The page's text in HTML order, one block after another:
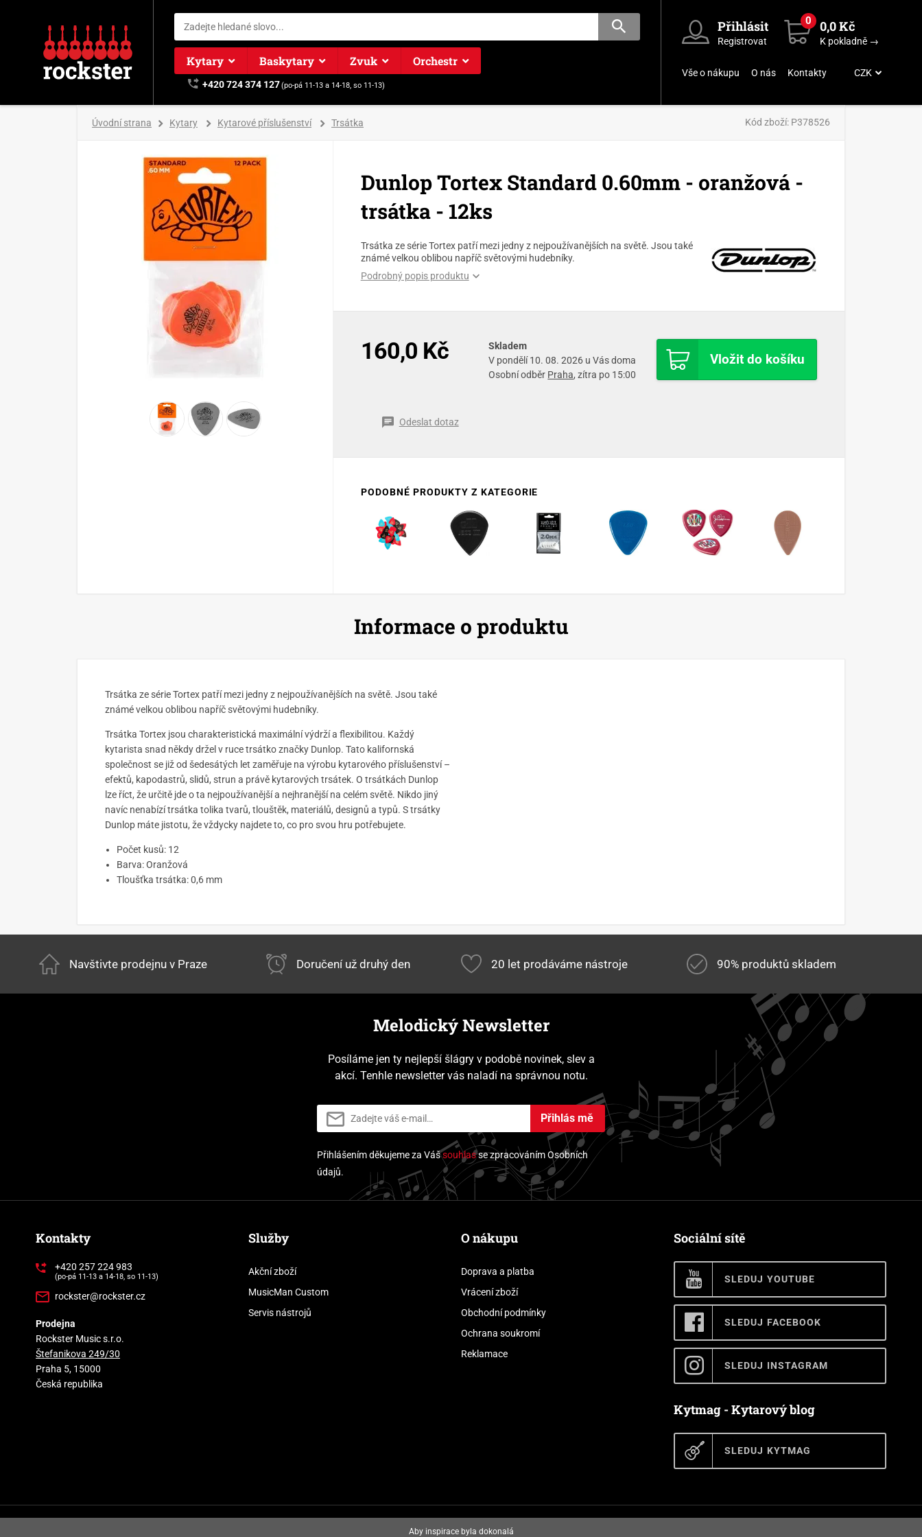
Kytary Baskytary Zvuk Orchestr
+420 724 374 127(po-pá 11-13 a 14-18, so 11-13)
Přihlásit
Registrovat
0 0,0 Kč
K pokladně →
Vše o nákupu O nás Kontakty CZK
Úvodní strana Kytary Kytarové příslušenství Trsátka Kód zboží: P378526
Dunlop Tortex Standard 0.60mm - oranžová -
trsátka - 12ks
Trsátka ze série Tortex patří mezi jedny z nejpoužívanějších na světě. Jsou také
známé velkou oblibou napříč světovými hudebníky.
Podrobný popis produktu
160,0 Kč Vložit do košíku
Skladem
V pondělí 10. 08. 2026 u Vás doma
Osobní odběr Praha, zítra po 15:00
Odeslat dotaz
PODOBNÉ PRODUKTY Z KATEGORIE
Informace o produktu
Trsátka ze série Tortex patří mezi jedny z nejpoužívanějších na světě. Jsou také
známé velkou oblibou napříč světovými hudebníky.
Trsátka Tortex jsou charakteristická maximální výdrží a flexibilitou. Každý
kytarista snad někdy držel v ruce trsátko značky Dunlop. Tato kalifornská
společnost se již od šedesátých let zaměřuje na výrobu kytarového příslušenství –
efektů, kapodastrů, slidů, strun a právě kytarových trsátek. O trsátkách Dunlop
lze říct, že určitě jde o ta nejpoužívanější a nejhranější na celém světě. Nikdo jiný
navíc nenabízí trsátka tolika tvarů, tlouštěk, materiálů, designů a typů. S trsátky
Dunlop máte jistotu, že vždycky najdete to, co pro svou hru potřebujete.
Počet kusů: 12
Barva: Oranžová
Tloušťka trsátka: 0,6 mm
Navštivte prodejnu v Praze Doručení už druhý den 20 let prodáváme nástroje 90% produktů skladem
Melodický Newsletter
Posíláme jen ty nejlepší šlágry v podobě novinek, slev a
akcí. Tenhle newsletter vás naladí na správnou notu.
Přihlás mě
Přihlášením děkujeme za Vášsouhlasse zpracováním Osobních
údajů.
Kontakty
+420 257 224 983
(po-pá 11-13 a 14-18, so 11-13)
rockster@rockster.cz
Prodejna
Rockster Music s.r.o.
Štefanikova 249/30
Praha 5, 15000
Česká republika
Služby
Akční zboží
MusicMan Custom
Servis nástrojů
O nákupu
Doprava a platba
Vrácení zboží
Obchodní podmínky
Ochrana soukromí
Reklamace
Sociální sítě
SLEDUJ YOUTUBE
SLEDUJ FACEBOOK
SLEDUJ INSTAGRAM
Kytmag - Kytarový blog
SLEDUJ KYTMAG
Aby inspirace byla dokonalá